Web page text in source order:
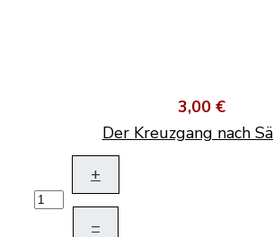
3,00 €
Der Kreuzgang nach
+
–